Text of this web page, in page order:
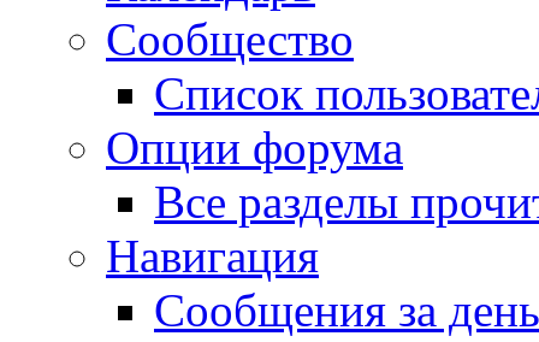
Сообщество
Список
Опции форума
Все разделы
Навигация
Сообщения за день